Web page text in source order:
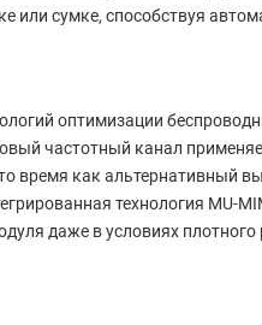
или сумке, способствуя
оптимизации
частотный канал
время как альтернативный
технология MU-
даже в условиях